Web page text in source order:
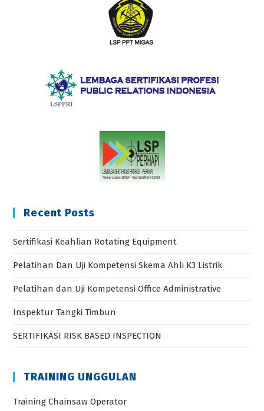
Recent Posts
Sertifikasi Keahlian Rotating Equipment
Pelatihan Dan Uji Kompetensi Skema Ahli K3 Listrik
Pelatihan dan Uji Kompetensi Office Administrative
Inspektur Tangki Timbun
SERTIFIKASI RISK BASED INSPECTION
TRAINING UNGGULAN
Training Chainsaw Operator